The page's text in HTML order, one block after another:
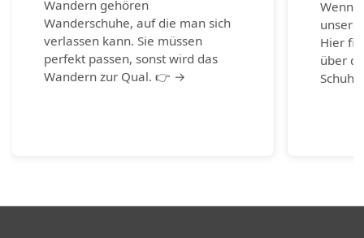
Wandern gehören
Wanderschuhe, auf die man sich
verlassen kann. Sie müssen
perfekt passen, sonst wird das
Wandern zur Qual. 👉 →
Wenn
Hier
über